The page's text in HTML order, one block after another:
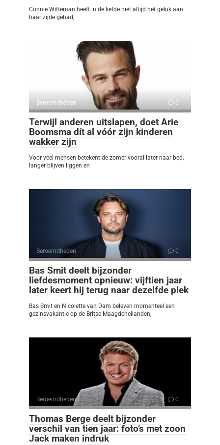
Connie Witteman heeft in de liefde niet altijd het geluk aan
haar zijde gehad,
Beroemdheden 0
Terwijl anderen uitslapen, doet Arie
Boomsma dít al vóór zijn kinderen
wakker zijn
Voor veel mensen betekent de zomer vooral later naar bed,
langer blijven liggen en
Beroemdheden 0
Bas Smit deelt bijzonder
liefdesmoment opnieuw: vijftien jaar
later keert hij terug naar dezelfde plek
Bas Smit en Nicolette van Dam beleven momenteel een
gezinsvakantie op de Britse Maagdeneilanden,
Beroemdheden 0
Thomas Berge deelt bijzonder
verschil van tien jaar: foto’s met zoon
Jack maken indruk